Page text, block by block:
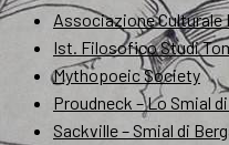
Associazione Culturale
Ist. Filosofico Studi
Mythopoeic Society
Proudneck – Lo Smial
Sackville – Smial di